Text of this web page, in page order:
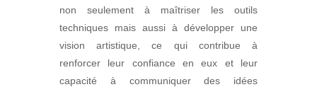
non seulement à maîtriser les outils
techniques mais aussi à développer une
vision artistique, ce qui contribue à
renforcer leur confiance en eux et leur
capacité à communiquer des idées